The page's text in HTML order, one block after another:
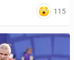
115